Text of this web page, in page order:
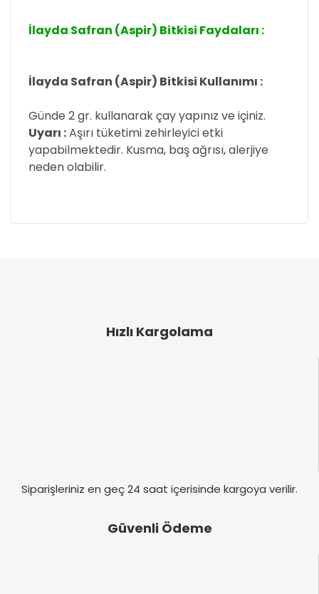
İlayda Safran (Aspir) Bitkisi Faydaları :
İlayda Safran (Aspir) Bitkisi Kullanımı :
Günde 2 gr. kullanarak çay yapınız ve içiniz.
Uyarı :Aşırı tüketimi zehirleyici etki
yapabilmektedir. Kusma, baş ağrısı, alerjiye
neden olabilir.
Bu ürünün fiyat bilgisi, resim, ürün açıklamalarında
Ürün bilgilerinde hatalar bulunuyor.
Hızlı Kargolama
Siparişleriniz en geç 24 saat içerisinde kargoya verilir.
Güvenli Ödeme